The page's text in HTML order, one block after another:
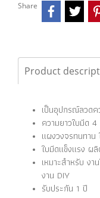
Share
Product
เป็นอุปกรณ์ลวด
ความยาวใบมีด 4
แผงวงจรทนทาน
ใบมีดแข็งแรง ผ
เหมาะสำหรับ งา
งาน DIY
รับประกัน 1 ปี